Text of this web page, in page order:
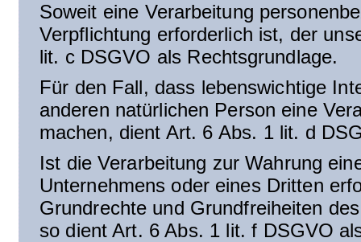
Soweit eine Verarbeitung
Verpflichtung erforderlich ist, der
lit. c DSGVO als Rechtsgrundlage.
Für den Fall, dass lebenswichtige
anderen natürlichen Person eine
machen, dient Art. 6 Abs. 1 lit. d
Ist die Verarbeitung zur Wahrung
Unternehmens oder eines Dritten
Grundrechte und Grundfreiheiten
so dient Art. 6 Abs. 1 lit. f DSGVO